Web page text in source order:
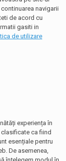
navigarii
de acord cu
gasiti in
de utilizare
experiența în
ca fiind
esențiale pentru
De asemenea,